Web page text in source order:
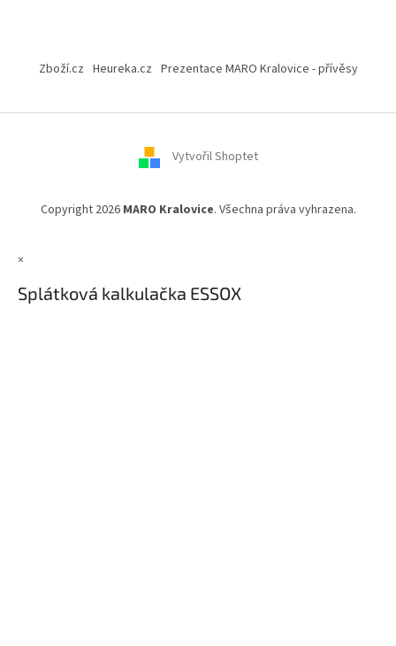
Zboží.cz Heureka.cz Prezentace MARO Kralovice - přívěsy
Vytvořil Shoptet
Copyright 2026 MARO Kralovice. Všechna práva vyhrazena.
×
Splátková kalkulačka ESSOX